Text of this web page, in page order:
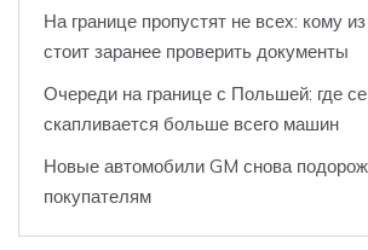
На границе пропустят не всех: кому
стоит заранее проверить документы
Очереди на границе с Польшей: где
скапливается больше всего машин
Новые автомобили GM снова
покупателям